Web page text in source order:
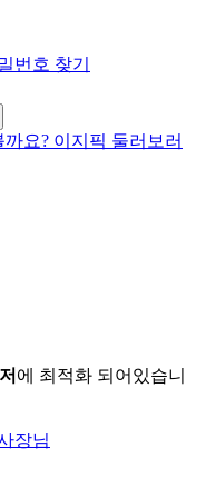
번호 찾기
에 최적화 되어있습니
장님